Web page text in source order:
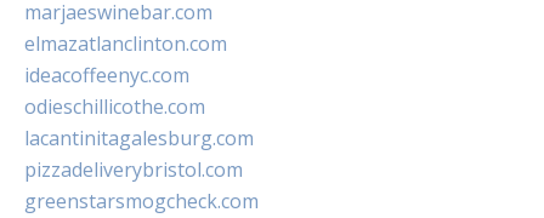
marjaeswinebar.com
elmazatlanclinton.com
ideacoffeenyc.com
odieschillicothe.com
lacantinitagalesburg.com
pizzadeliverybristol.com
greenstarsmogcheck.com